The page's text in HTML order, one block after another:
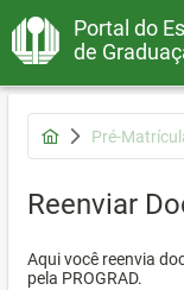
Portal do
de
Pré-
Reenviar
Aqui você reenvia
pela PROGRAD.